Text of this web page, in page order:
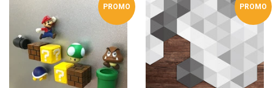
PROMO PROMO